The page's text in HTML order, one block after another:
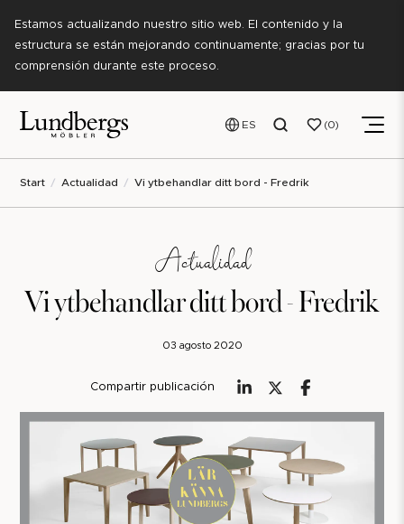
Estamos actualizando nuestro sitio web. El contenido y la
estructura se están mejorando continuamente; gracias por tu
comprensión durante este proceso.
ES 0
Start Actualidad Vi ytbehandlar ditt bord - Fredrik
Actualidad
Vi ytbehandlar ditt bord - Fredrik
03 agosto 2020
Compartir publicación